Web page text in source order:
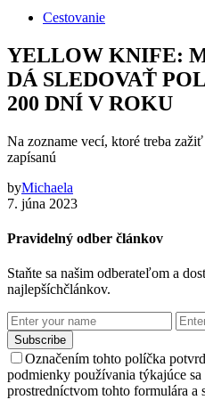
Cestovanie
YELLOW KNIFE:
DÁ SLEDOVAŤ
200 DNÍ V ROKU
Na zozname vecí, ktoré treba
zapísanú
byMichaela
7. júna 2023
Pravidelný odber článkov
Staňte sa našim odberateľom a
najlepšíchčlánkov.
Subscribe
Označením tohto políčka
podmienky používania týkajúce
prostredníctvom tohto formulára a